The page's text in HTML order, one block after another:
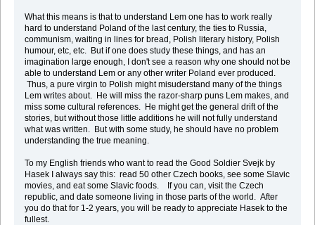
What this means is that to understand Lem one has to work really
hard to understand Poland of the last century, the ties to Russia,
communism, waiting in lines for bread, Polish literary history, Polish
humour, etc, etc. But if one does study these things, and has an
imagination large enough, I don't see a reason why one should not be
able to understand Lem or any other writer Poland ever produced.
Thus, a pure virgin to Polish might misuderstand many of the things
Lem writes about. He will miss the razor-sharp puns Lem makes, and
miss some cultural references. He might get the general drift of the
stories, but without those little additions he will not fully understand
what was written. But with some study, he should have no problem
understanding the true meaning.
To my English friends who want to read the Good Soldier Svejk by
Hasek I always say this: read 50 other Czech books, see some Slavic
movies, and eat some Slavic foods. If you can, visit the Czech
republic, and date someone living in those parts of the world. After
you do that for 1-2 years, you will be ready to appreciate Hasek to the
fullest.